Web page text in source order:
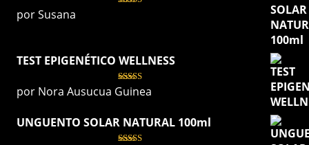
por Susana
TEST EPIGENÉTICO WELLNESS
Valorado
con5de 5
por Nora Ausucua Guinea
UNGUENTO SOLAR NATURAL 100ml